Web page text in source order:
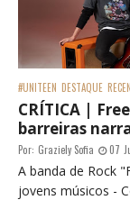
#UNITEEN DESTAQUE
CRÍTICA |
barreiras
Por: Graziely Sofia 07
A banda de Rock
jovens músicos -